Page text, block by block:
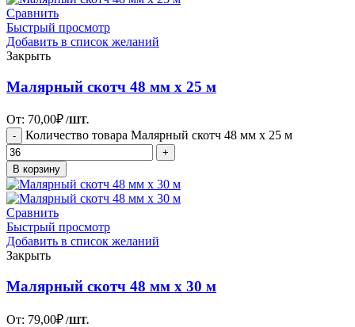
Сравнить
Быстрый просмотр
Добавить в список желаний
Закрыть
Малярный скотч 48 мм х 25 м
От: 70,00₽ /ШТ.
Количество товара Малярный скотч 48 мм х 25 м
В корзину
Сравнить
Быстрый просмотр
Добавить в список желаний
Закрыть
Малярный скотч 48 мм х 30 м
От: 79,00₽ /ШТ.